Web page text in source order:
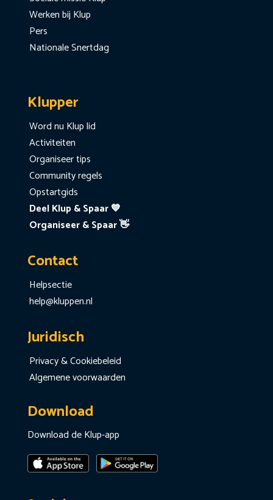
Werken bij Klup
Pers
Nationale Snertdag
Klupper
Word nu Klup lid
Activiteiten
Organiseer tips
Community regels
Opstartgids
Deel Klup & Spaar 💙
Organiseer & Spaar 👋
Contact
Helpsectie
help@kluppen.nl
Juridisch
Privacy & Cookiebeleid
Algemene voorwaarden
Download
Download de Klup-app